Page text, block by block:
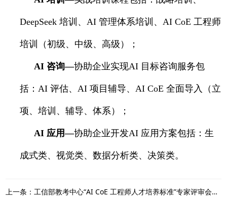
DeepSeek培训、AI管理体系培训、AI CoE工程师
培训（初级、中级、高级）；
AI 咨询—协助企业实现AI 目标咨询服务包
括：AI评估、AI项目辅导、AI CoE全面导入（立
项、培训、辅导、体系）；
AI应用—协助企业开发AI 应用方案包括：生
成式类、视觉类、数据分析类、决策类。
上一条：工信部教考中心“AI CoE 工程师人才培养标准”专家评审会在科理总部成功举行